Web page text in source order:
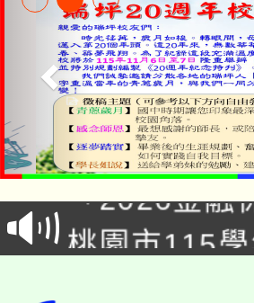
公告本校
「2026金融
車」活動
桃園市115